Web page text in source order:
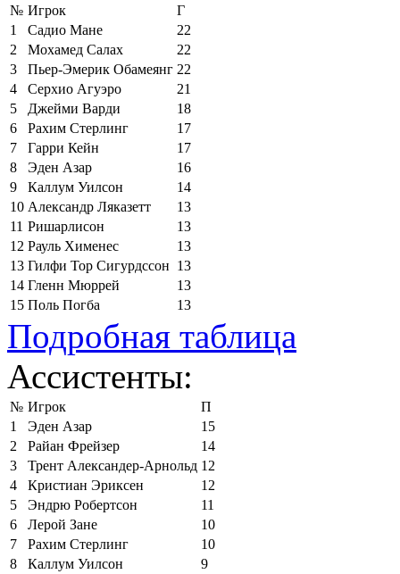
№ Игрок
Г
1
Садио Мане
22
2
Мохамед Салах
22
3
Пьер-Эмерик Обамеянг 22
4
Серхио Агуэро
21
5
Джейми Варди
18
6
Рахим Стерлинг
17
7
Гарри Кейн
17
8
Эден Азар
16
9
Каллум Уилсон
14
10 Александр Ляказетт
13
11 Ришарлисон
13
12 Рауль Хименес
13
13 Гилфи Тор Сигурдссон 13
14 Гленн Мюррей
13
15 Поль Погба 13
Подробная таблица
Ассистенты:
№ Игрок
П
1
Эден Азар
15
2
Райан Фрейзер
14
3
Трент Александер-Арнольд 12
4
Кристиан Эриксен
12
5
Эндрю Робертсон
11
6
Лерой Зане
10
7
Рахим Стерлинг
10
8
Каллум Уилсон
9